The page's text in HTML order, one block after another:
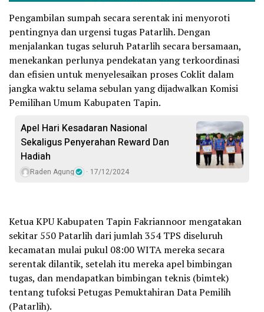
Pengambilan sumpah secara serentak ini menyoroti
pentingnya dan urgensi tugas Patarlih. Dengan
menjalankan tugas seluruh Patarlih secara bersamaan,
menekankan perlunya pendekatan yang terkoordinasi
dan efisien untuk menyelesaikan proses Coklit dalam
jangka waktu selama sebulan yang dijadwalkan Komisi
Pemilihan Umum Kabupaten Tapin.
Apel Hari Kesadaran Nasional
Sekaligus Penyerahan Reward Dan
Hadiah
Raden Agung 17/12/2024
Ketua KPU Kabupaten Tapin Fakriannoor mengatakan
sekitar 550 Patarlih dari jumlah 354 TPS diseluruh
kecamatan mulai pukul 08:00 WITA mereka secara
serentak dilantik, setelah itu mereka apel bimbingan
tugas, dan mendapatkan bimbingan teknis (bimtek)
tentang tufoksi Petugas Pemuktahiran Data Pemilih
(Patarlih).